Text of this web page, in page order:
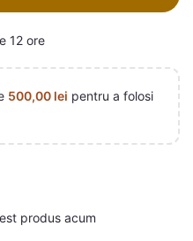
12 ore
500,00 lei pentru a folosi
produs acum